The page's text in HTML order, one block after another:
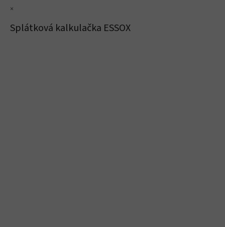
×
Splátková kalkulačka ESSOX